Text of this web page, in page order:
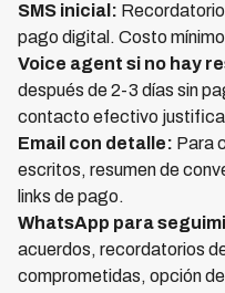
SMS inicial:
pago digital. Costo
Voice agent si no hay
después de 2-3 días sin
contacto efectivo
Email con detalle: Para
escritos, resumen de
links de pago.
WhatsApp para
acuerdos, recordatorios
comprometidas, opción